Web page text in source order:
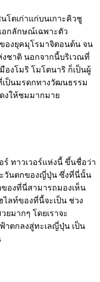
โตเก่าแก่บนเกาะคิวชู
อกลักษณ์เฉพาะตัว
องยุคมุโรมาจิตอนต้น จน
ชาติ นอกจากนี้บริเวณที่
องโมริ โมโตนาริ ก็เป็นผู้
เป็นมรดกทางวัฒนธรรม
งให้ชมมากมาย
ร์ ทาวเวอร์แห่งนี้ ขึ้นชื่อว่า
วันตกของญี่ปุ่น ซึ่งที่นี่นั้น
ของที่นี่สามารถมองเห็น
ลท์ของที่นี้จะเป็น ช่วง
ยมากๆ โดยเราจะ
าตกลงสู่ทะเลญี่ปุ่น เป็น